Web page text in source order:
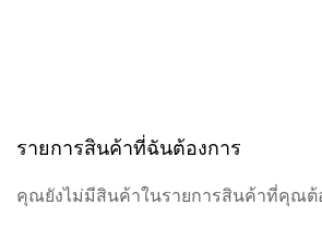
รายการสินค้าที่ฉันต้องการ
คุณยังไม่มีสินค้าในรายการสินค้าที่คุณต้